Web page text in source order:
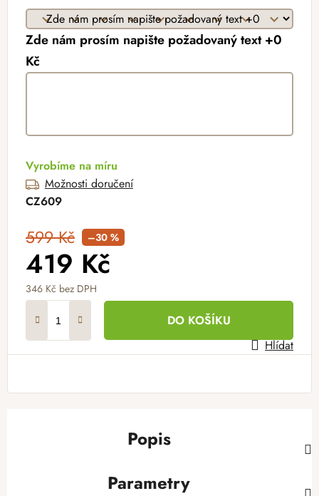
Zde nám prosím napište požadovaný text +0
Kč
Vyrobíme na míru
Možnosti doručení
CZ609
599 Kč –30 %
419 Kč
346 Kč bez DPH
DO KOŠÍKU
Hlídat
Popis
Parametry